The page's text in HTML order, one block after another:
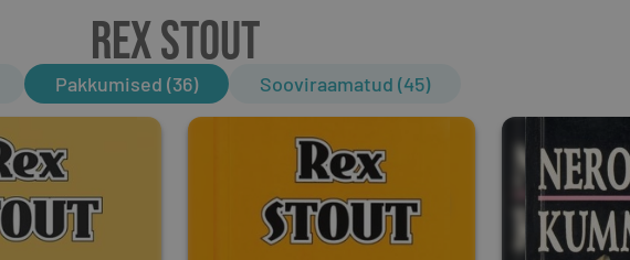
REX STOUT
Pakkumised (36) Sooviraamatud (45)